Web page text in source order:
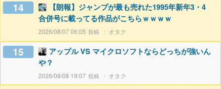
14
【朗報】ジャンプが最も売れた1995年新年3・4
合併号に載ってる作品がこちらｗｗｗｗ
2026/08/07 06:05 オタク
15
アップル VS マイクロソフトならどっちが強いん
や？
2026/08/08 19:07 オタク